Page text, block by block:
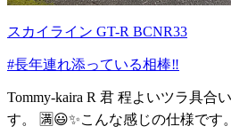
スカイライン GT-R BCNR33
#長年連れ添っている相棒‼️
Tommy-kaira R 君 程よいツラ具合
す。 🈵😃✨こんな感じの仕様です